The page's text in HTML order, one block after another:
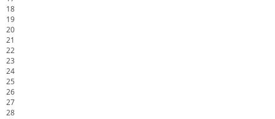
18
19
20
21
22
23
24
25
26
27
28